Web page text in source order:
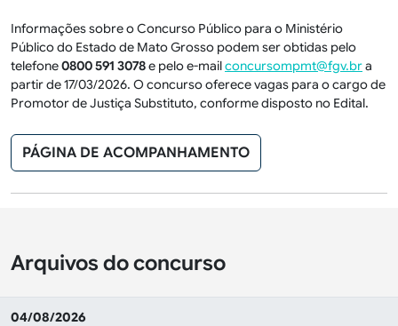
Informações sobre o Concurso Público para o Ministério
Público do Estado de Mato Grosso podem ser obtidas pelo
telefone0800591 3078e pelo e-mailconcursompmt@fgv.bra
partir de 17/03/2026. O concurso oferece vagas para o cargo de
Promotor de Justiça Substituto, conforme disposto no Edital.
PÁGINA DE ACOMPANHAMENTO
Arquivos do concurso
04/08/2026